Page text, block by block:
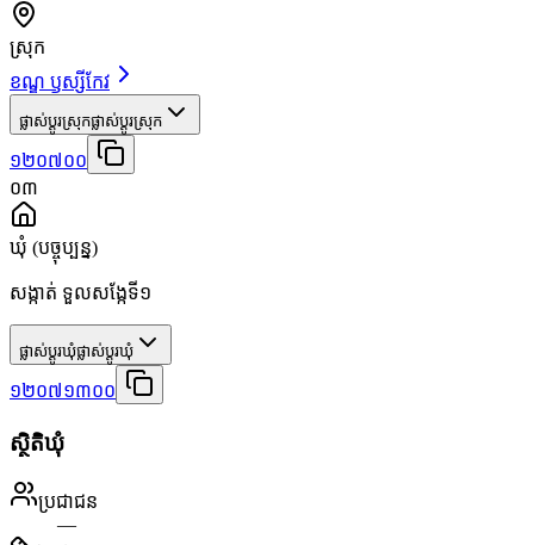
ស្រុក
ខណ្ឌ ឫស្សីកែវ
ផ្លាស់ប្តូរស្រុកផ្លាស់ប្តូរស្រុក
១២០៧០០
០៣
ឃុំ (បច្ចុប្បន្ន)
សង្កាត់ ទួលសង្កែទី១
ផ្លាស់ប្តូរឃុំផ្លាស់ប្តូរឃុំ
១២០៧១៣០០
ស្ថិតិឃុំ
ប្រជាជន
—